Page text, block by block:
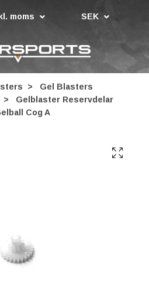
moms SEK
Gel Blasters
Gelblaster Reservdelar
Cog A